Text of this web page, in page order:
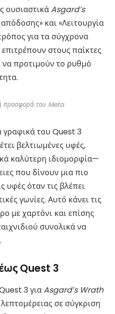
ουσιαστικάAsgard’s
και «Λειτουργία
για τα σύγχρονα
στους παίκτες
να προτιμούν το ρυθμό
προσφορά του Meta
γραφικά του Quest 3
βελτιωμένες υφές,
καλύτερη ιδιομορφία—
που δίνουν μια πιο
υφές όταν τις βλέπει
γωνίες. Αυτό κάνει τις
με χαρτόνι και επίσης
συνολικά να
Quest 3
3 γιαAsgard’s Wrath
σε σύγκριση